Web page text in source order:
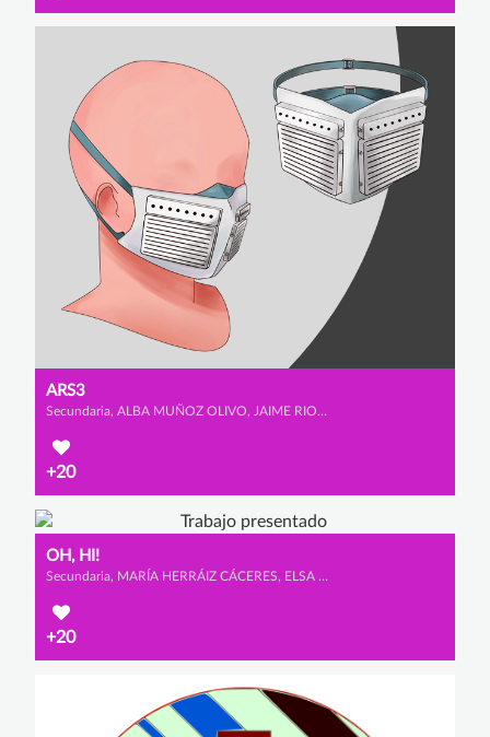
ARS3
Secundaria, ALBA MUÑOZ OLIVO, JAIME RIOS URBANO y IRENE SAINZ ALCALA
+20
OH, HI!
Secundaria, MARÍA HERRÁIZ CÁCERES, ELSA CALVET MARTÍNEZ y AMAIA ROSA AYERDI
+20